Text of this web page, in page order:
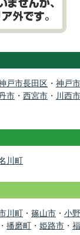
戸市長田区 ・ 神戸
市 ・ 西宮市 ・ 川西市
川町
川町 ・ 篠山市 ・ 小野
・ 播磨町 ・ 姫路市 ・